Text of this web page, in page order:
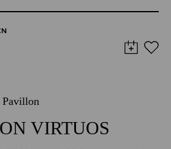
VIRTUOS